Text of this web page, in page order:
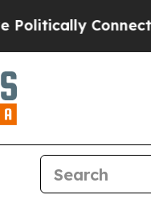
Connected oil